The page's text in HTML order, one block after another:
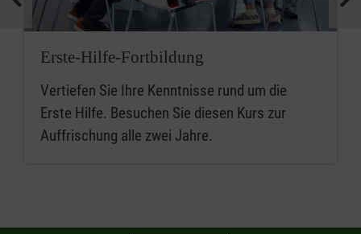
Erste-Hilfe-Fortbildung
Vertiefen Sie Ihre Kenntnisse rund um die
Erste Hilfe. Besuchen Sie diesen Kurs zur
Auffrischung alle zwei Jahre.